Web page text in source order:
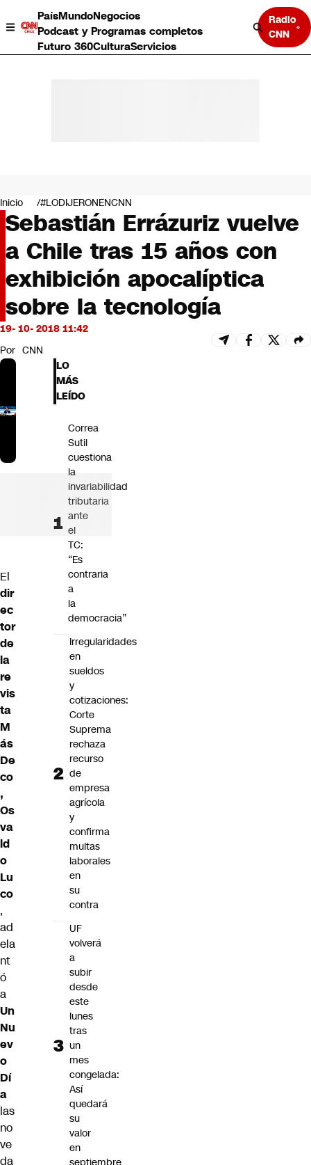
PaísMundoNegocios
Podcast y Programas completos
Futuro 360CulturaServicios
Radio
CNN
Negocios
Deportes
Programas completos
Cultura
Servicios
Bits
CNN tiempo
Futuro 360
Inicio #LODIJERONENCNN
Sebastián Errázuriz vuelve
a Chile tras 15 años con
exhibición apocalíptica
sobre la tecnología
19- 10- 2018 11:42
Por CNN
El
dir
ec
tor
de
la
re
vis
ta
M
ás
De
co
,
Os
va
ld
o
Lu
co
,
ad
ela
nt
ó
a
Un
Nu
ev
o
Dí
a
las
no
ve
da
LO
MÁS
LEÍDO
Correa
Sutil
cuestiona
la
invariabilidad
tributaria
ante
el
TC:
“Es
contraria
a
la
democracia”
Irregularidades
en
sueldos
y
cotizaciones:
Corte
Suprema
rechaza
recurso
de
empresa
agrícola
y
confirma
multas
laborales
en
su
contra
UF
volverá
a
subir
desde
este
lunes
tras
un
mes
congelada:
Así
quedará
su
valor
en
septiembre